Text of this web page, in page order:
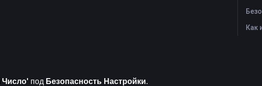
Число' под Безопасность Настройки.